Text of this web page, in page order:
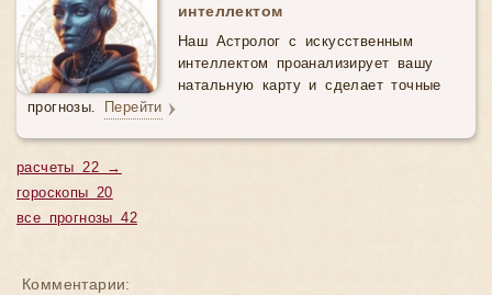
интеллектом
Наш Астролог с искусственным
интеллектом проанализирует вашу
натальную карту и сделает точные
прогнозы. Перейти
расчеты 22 →
гороскопы 20
все прогнозы 42
Комментарии: